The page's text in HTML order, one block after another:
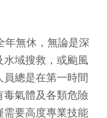
年無休，無論是深
域搜救，或颱風
總是在第一時間
氣體及各類危險
需要高度專業技能